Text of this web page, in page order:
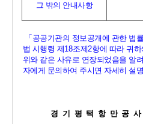
그 밖의 안내사항
「 공공기관의 정보공개에 관한 법률
법 시행령 제18조제2항에 따라 귀
위와 같은 사유로 연장되었음을 알
자에게 문의하여 주시면 자세히 설
경기평택항만공